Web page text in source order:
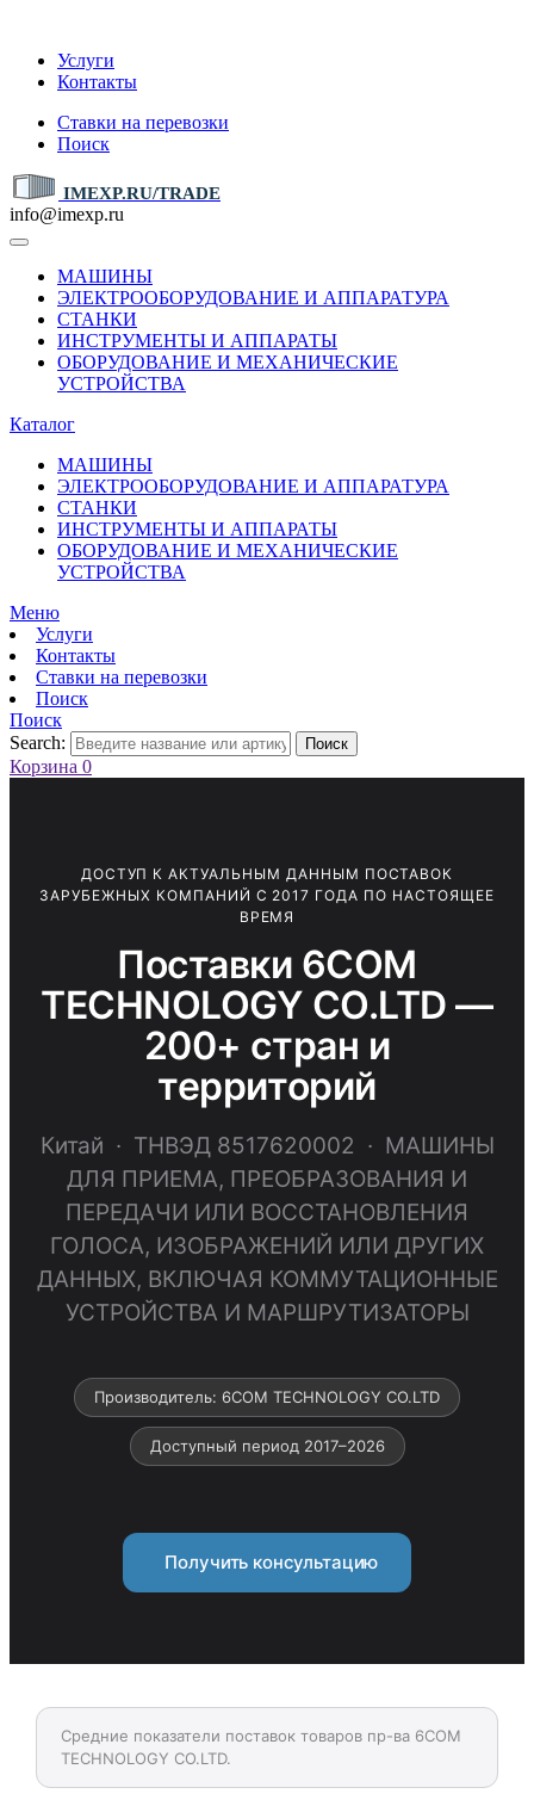
Услуги
Контакты
Ставки на перевозки
Поиск
IMEXP.RU/TRADE
info@imexp.ru
МАШИНЫ
ЭЛЕКТРООБОРУДОВАНИЕ И АППАРАТУРА
СТАНКИ
ИНСТРУМЕНТЫ И АППАРАТЫ
ОБОРУДОВАНИЕ И МЕХАНИЧЕСКИЕ
УСТРОЙСТВА
Каталог
МАШИНЫ
ЭЛЕКТРООБОРУДОВАНИЕ И АППАРАТУРА
СТАНКИ
ИНСТРУМЕНТЫ И АППАРАТЫ
ОБОРУДОВАНИЕ И МЕХАНИЧЕСКИЕ
УСТРОЙСТВА
Меню
Услуги
Контакты
Ставки на перевозки
Поиск
Поиск
Search:
Поиск
Корзина 0
ДОСТУП К АКТУАЛЬНЫМ ДАННЫМ ПОСТАВОК
ЗАРУБЕЖНЫХ КОМПАНИЙ С 2017 ГОДА ПО НАСТОЯЩЕЕ
ВРЕМЯ
Поставки 6COM
TECHNOLOGY CO.LTD —
200+ стран и
территорий
Китай · ТНВЭД 8517620002 · МАШИНЫ
ДЛЯ ПРИЕМА, ПРЕОБРАЗОВАНИЯ И
ПЕРЕДАЧИ ИЛИ ВОССТАНОВЛЕНИЯ
ГОЛОСА, ИЗОБРАЖЕНИЙ ИЛИ ДРУГИХ
ДАННЫХ, ВКЛЮЧАЯ КОММУТАЦИОННЫЕ
УСТРОЙСТВА И МАРШРУТИЗАТОРЫ
Производитель: 6COM TECHNOLOGY CO.LTD
Доступный период 2017–2026
Получить консультацию
Средние показатели поставок товаров пр-ва 6COM
TECHNOLOGY CO.LTD.